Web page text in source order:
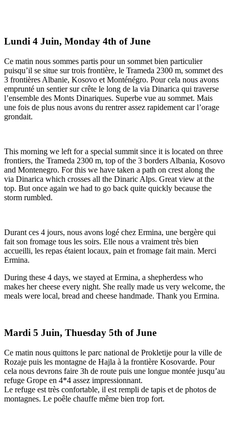
Lundi 4 Juin, Monday 4th of June
Ce matin nous sommes partis pour un sommet bien particulier
puisqu’il se situe sur trois frontière, le Trameda 2300 m, sommet des
3 frontières Albanie, Kosovo et Monténégro. Pour cela nous avons
emprunté un sentier sur crête le long de la via Dinarica qui traverse
l’ensemble des Monts Dinariques. Superbe vue au sommet. Mais
une fois de plus nous avons du rentrer assez rapidement car l’orage
grondait.
This morning we left for a special summit since it is located on three
frontiers, the Trameda 2300 m, top of the 3 borders Albania, Kosovo
and Montenegro. For this we have taken a path on crest along the
via Dinarica which crosses all the Dinaric Alps. Great view at the
top. But once again we had to go back quite quickly because the
storm rumbled.
Durant ces 4 jours, nous avons logé chez Ermina, une bergère qui
fait son fromage tous les soirs. Elle nous a vraiment très bien
accueilli, les repas étaient locaux, pain et fromage fait main. Merci
Ermina.
During these 4 days, we stayed at Ermina, a shepherdess who
makes her cheese every night. She really made us very welcome, the
meals were local, bread and cheese handmade. Thank you Ermina.
Mardi 5 Juin, Thuesday 5th of June
Ce matin nous quittons le parc national de Prokletije pour la ville de
Rozaje puis les montagne de Hajla à la frontière Kosovarde. Pour
cela nous devrons faire 3h de route puis une longue montée jusqu’au
refuge Grope en 4*4 assez impressionnant.
Le refuge est très confortable, il est rempli de tapis et de photos de
montagnes. Le poêle chauffe même bien trop fort.